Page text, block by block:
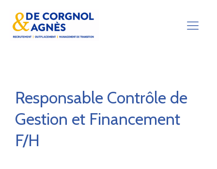
Responsable Contrôle de
Gestion et Financement
F/H